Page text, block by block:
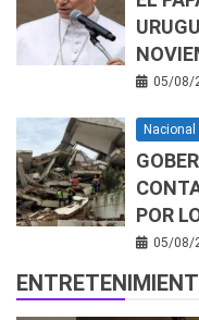
05/08/
Nacional
POR
05/08/